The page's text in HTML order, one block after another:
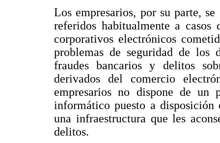
Los empresarios, por su parte,
referidos habitualmente a
corporativos electrónicos
problemas de seguridad de los
fraudes bancarios y delitos
derivados del comercio
empresarios no dispone de
informático puesto a disposición
una infraestructura que les
delitos.